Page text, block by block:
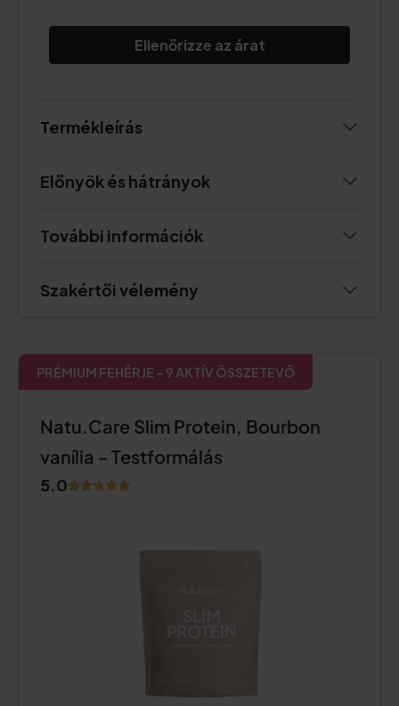
Ellenőrizze az árat
Termékleírás
Előnyök és hátrányok
További információk
Szakértői vélemény
PRÉMIUM FEHÉRJE – 9 AKTÍV ÖSSZETEVŐ
Natu.Care Slim Protein, Bourbon
vanília - Testformálás
5.0